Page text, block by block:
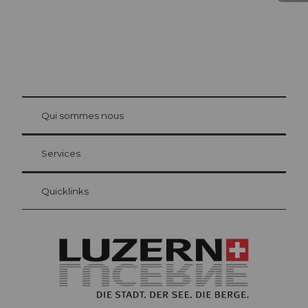
Carte d’hôte Lucerne
Vos avantages en tant qu'hôte pour la nuit
at Bre
Qui sommes nous
Services
Quicklinks